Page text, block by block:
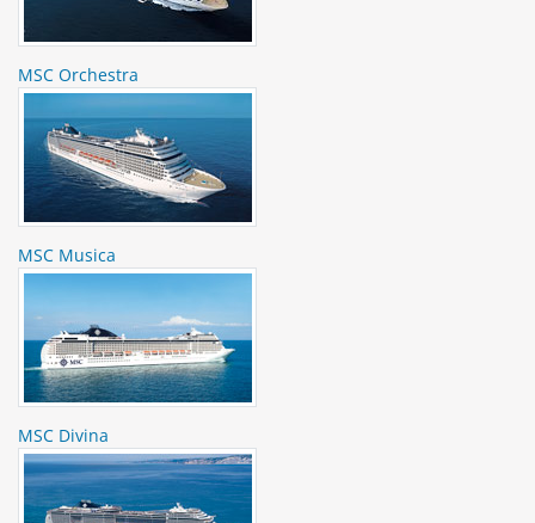
MSC Orchestra
MSC Musica
MSC Divina